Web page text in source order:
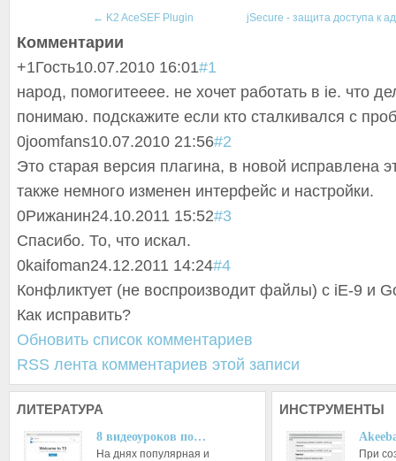
← K2 AceSEF Plugin jSecure - защита доступа к
Комментарии
+1Гость10.07.2010 16:01#1
народ, помогитееее. не хочет работать в ie. что
понимаю. подскажите если кто сталкивался с
0joomfans10.07.2010 21:56#2
Это старая версия плагина, в новой исправлена
также немного изменен интерфейс и настройки.
0Рижанин24.10.2011 15:52#3
Спасибо. То, что искал.
0kaifoman24.12.2011 14:24#4
Конфликтует (не воспроизводит файлы) с iE-9 и
Как исправить?
Обновить список комментариев
RSS лента комментариев этой записи
ЛИТЕРАТУРА
8 видеоуроков по…
На днях популярная и
ИНСТРУМЕНТЫ
При